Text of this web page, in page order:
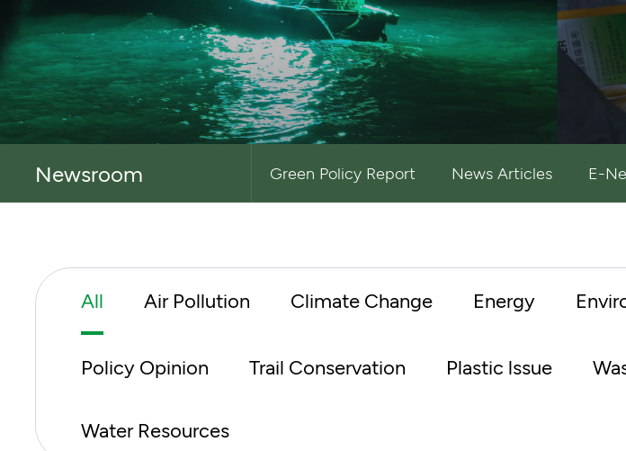
Newsroom Green Policy Report News Articles E-
All Air Pollution Climate Change Energy
Policy Opinion Trail Conservation Plastic lssue
Water Resources